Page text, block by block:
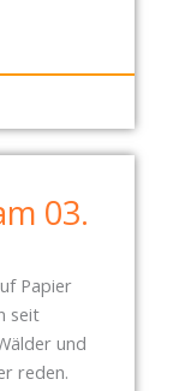
03.
Papier
seit
und
reden.